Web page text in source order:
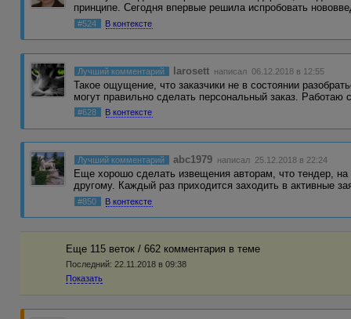
принципе. Сегодня впервые решила испробовать
#524 В контексте
Лучший комментарий larosett написал 06.12.2018 в 12:55
Такое ощущение, что заказчики не в состоянии
могут правильно сделать персональный заказ. Работаю
#628 В контексте
Лучший комментарий abc1979 написал 25.12.2018 в 22:24
Еще хорошо сделать извещения авторам, что тендер, на
другому. Каждый раз приходится заходить в активные
#850 В контексте
Еще 115 веток / 662 комментария в темe
Последний: 22.11.2018 в 09:38
Показать